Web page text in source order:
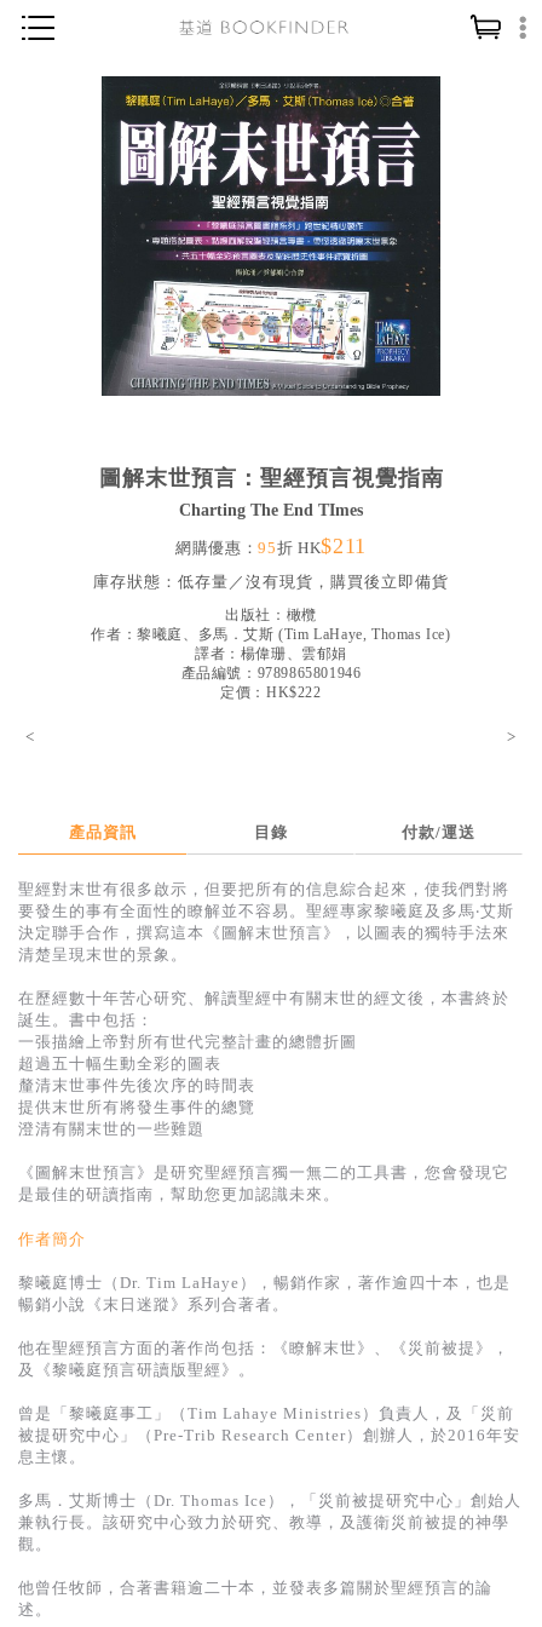
神學／教義
讀經／研經
聖經
信仰入門
教會歷史
靈修／禱告
信徒生活
教會事工
社會／倫理
哲學／宗教比較
得獎作品推介
中文二手書
英文二手書
精選英文書
電子書
基道 Top 50
圖解末世預言：聖經預言視覺指南
Charting The End TImes
網購優惠：95折 HK$211
庫存狀態： 低存量／沒有現貨，購買後立即備貨
出版社： 橄欖
作者：黎曦庭、多馬．艾斯 (Tim LaHaye, Thomas Ice)
譯者： 楊偉珊、雲郁娟
產品編號：9789865801946
定價：HK$222
< >
產品資訊 目錄 付款/運送
聖經對末世有很多啟示，但要把所有的信息綜合起來，使我們對將
要發生的事有全面性的瞭解並不容易。聖經專家黎曦庭及多馬‧艾斯
決定聯手合作，撰寫這本《圖解末世預言》，以圖表的獨特手法來
清楚呈現末世的景象。
在歷經數十年苦心研究、解讀聖經中有關末世的經文後，本書終於
誕生。書中包括：
一張描繪上帝對所有世代完整計畫的總體折圖
超過五十幅生動全彩的圖表
釐清末世事件先後次序的時間表
提供末世所有將發生事件的總覽
澄清有關末世的一些難題
《圖解末世預言》是研究聖經預言獨一無二的工具書，您會發現它
是最佳的研讀指南，幫助您更加認識未來。
作者簡介
黎曦庭博士（Dr. Tim LaHaye），暢銷作家，著作逾四十本，也是
暢銷小說《末日迷蹤》系列合著者。
他在聖經預言方面的著作尚包括：《瞭解末世》、《災前被提》，
及《黎曦庭預言研讀版聖經》。
曾是「黎曦庭事工」（Tim Lahaye Ministries）負責人，及「災前
被提研究中心」（Pre-Trib Research Center）創辦人，於2016年安
息主懷。
多馬．艾斯博士（Dr. Thomas Ice），「災前被提研究中心」創始人
兼執行長。該研究中心致力於研究、教導，及護衛災前被提的神學
觀。
他曾任牧師，合著書籍逾二十本，並發表多篇關於聖經預言的論
述。